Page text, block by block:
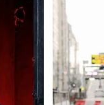
ランジェリー
information